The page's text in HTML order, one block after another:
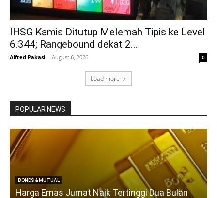
IHSG Kamis Ditutup Melemah Tipis ke Level
6.344; Rangebound dekat 2...
Alfred Pakasi - August 6, 2026 0
Load more
POPULAR NEWS
BONDS & MUTUAL
Harga Emas Jumat Naik Tertinggi Dua Bulan